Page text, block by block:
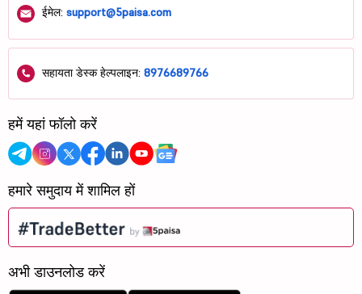
ईमेल: support@5paisa.com
सहायता डेस्क हेल्पलाइन: 8976689766
हमें यहां फॉलो करें
हमारे समुदाय में शामिल हों
अभी डाउनलोड करें